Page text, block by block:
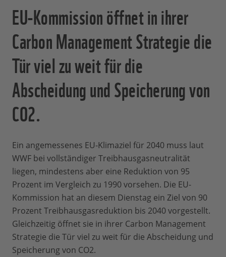
EU-Kommission öffnet in ihrer
Carbon Management Strategie die
Tür viel zu weit für die
Abscheidung und Speicherung von
CO2.
Ein angemessenes EU-Klimaziel für 2040 muss laut
WWF bei vollständiger Treibhausgasneutralität
liegen, mindestens aber eine Reduktion von 95
Prozent im Vergleich zu 1990 vorsehen. Die EU-
Kommission hat an diesem Dienstag ein Ziel von 90
Prozent Treibhausgasreduktion bis 2040 vorgestellt.
Gleichzeitig öffnet sie in ihrer Carbon Management
Strategie die Tür viel zu weit für die Abscheidung und
Speicherung von CO2.